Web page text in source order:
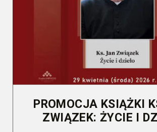
PROMOCJA KSIĄŻKI
ZWIĄZEK: ŻYCIE I